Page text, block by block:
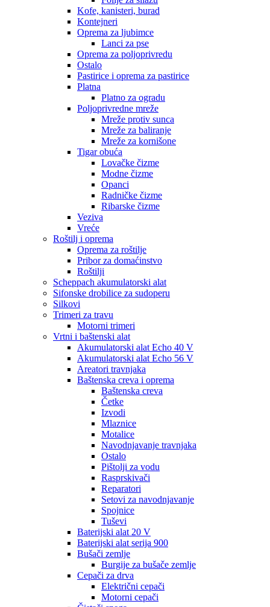
Kofe, kanisteri, burad
Kontejneri
Oprema za ljubimce
Lanci za pse
Oprema za poljoprivredu
Ostalo
Pastirice i oprema za pastirice
Platna
Platno za ogradu
Poljoprivredne mreže
Mreže protiv sunca
Mreže za baliranje
Mreže za kornišone
Tigar obuća
Lovačke čizme
Modne čizme
Opanci
Radničke čizme
Ribarske čizme
Veziva
Vreće
Roštilj i oprema
Oprema za roštilje
Pribor za domaćinstvo
Roštilji
Scheppach akumulatorski alat
Sifonske drobilice za sudoperu
Silkovi
Trimeri za travu
Motorni trimeri
Vrtni i baštenski alat
Akumulatorski alat Echo 40 V
Akumulatorski alat Echo 56 V
Areatori travnjaka
Baštenska creva i oprema
Baštenska creva
Četke
Izvodi
Mlaznice
Motalice
Navodnjavanje travnjaka
Ostalo
Pištolji za vodu
Rasprskivači
Reparatori
Setovi za navodnjavanje
Spojnice
Tuševi
Baterijski alat 20 V
Baterijski alat serija 900
Bušači zemlje
Burgije za bušače zemlje
Cepači za drva
Električni cepači
Motorni cepači